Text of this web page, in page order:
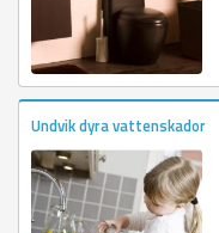
Undvik dyra vattenskador